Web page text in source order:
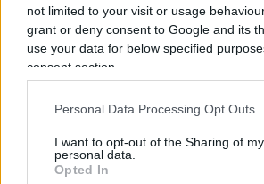
not limited to your visit or usage
grant or deny consent to Google and its
use your data for below specified
consent section.
Personal Data Processing Opt Outs
I want to opt-out of the Sharing of my
personal data.
Opted In
Inefficienza senza
La relazione sostiene che «l’
processo
(…) ha avuto un ruolo
ma l’analisi dei dati mostra che l
produttività complessiva dei